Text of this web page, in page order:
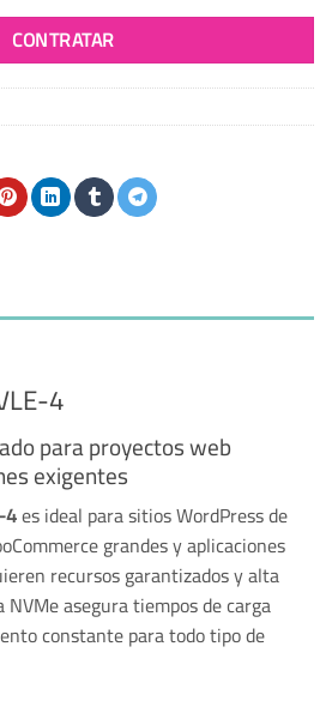
CONTRATAR
4
para proyectos web
exigentes
4es ideal para sitios WordPress de
grandes y aplicaciones
recursos garantizados y alta
asegura tiempos de carga
constante para todo tipo de